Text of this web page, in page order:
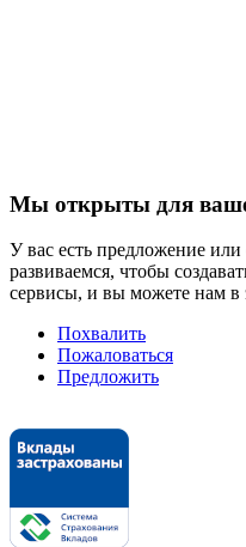
Мы открыты для
У вас есть предложение
развиваемся, чтобы
сервисы, и вы можете нам в
Похвалить
Пожаловаться
Предложить